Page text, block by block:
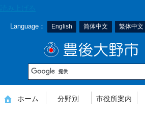
Language： English 简体中文 繁体中文
ホーム 分野別 市役所案内